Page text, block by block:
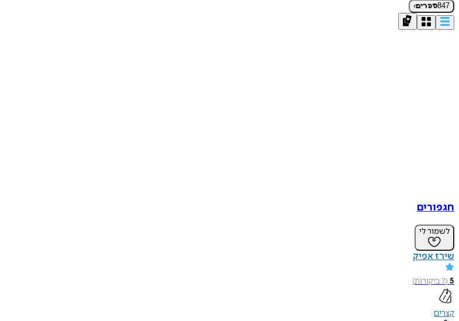
847ספרים›
חגפורים
לשמור לי
שירז אפיק
5
(
7ביקורות)
קצרים